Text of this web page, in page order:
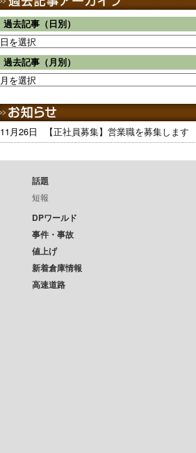
過去記事（日別）
過去記事（月別）
11月26日 【正社員募集】営業職を募集します
話題
短報
DPワールド
事件・事故
値上げ
新着倉庫情報
高速道路